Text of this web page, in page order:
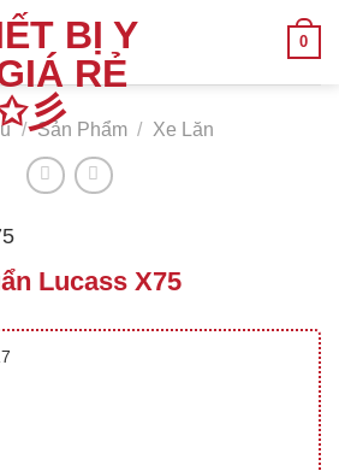
0
/ Sản Phẩm / Xe Lăn
Lucass X75